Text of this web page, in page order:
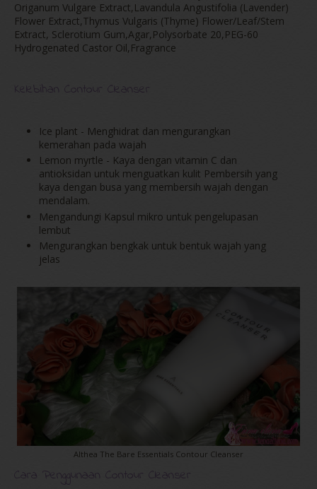
Origanum Vulgare Extract,Lavandula Angustifolia (Lavender)
Flower Extract,Thymus Vulgaris (Thyme) Flower/Leaf/Stem
Extract, Sclerotium Gum,Agar,Polysorbate 20,PEG-60
Hydrogenated Castor Oil,Fragrance
Kelebihan Contour Cleanser
Ice plant - Menghidrat dan mengurangkan
kemerahan pada wajah
Lemon myrtle - Kaya dengan vitamin C dan
antioksidan untuk menguatkan kulit Pembersih yang
kaya dengan busa yang membersih wajah dengan
mendalam.
Mengandungi Kapsul mikro untuk pengelupasan
lembut
Mengurangkan bengkak untuk bentuk wajah yang
jelas
Althea The Bare Essentials Contour Cleanser
Cara Penggunaan Contour Cleanser